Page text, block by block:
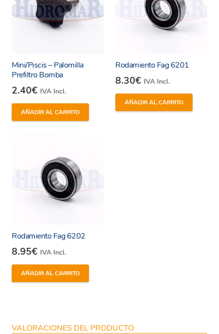
Mini/Piscis – Palomilla
Prefiltro Bomba
2.40€ IVA Incl.
AÑADIR AL CARRITO
Rodamiento Fag 6201
8.30€ IVA Incl.
AÑADIR AL CARRITO
Rodamiento Fag 6202
8.95€ IVA Incl.
AÑADIR AL CARRITO
VALORACIONES DEL PRODUCTO